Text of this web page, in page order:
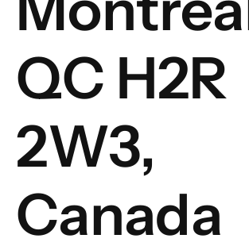
QC H2R
2W3,
Canada